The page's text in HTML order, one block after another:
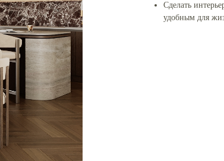
Сделать
удобным для